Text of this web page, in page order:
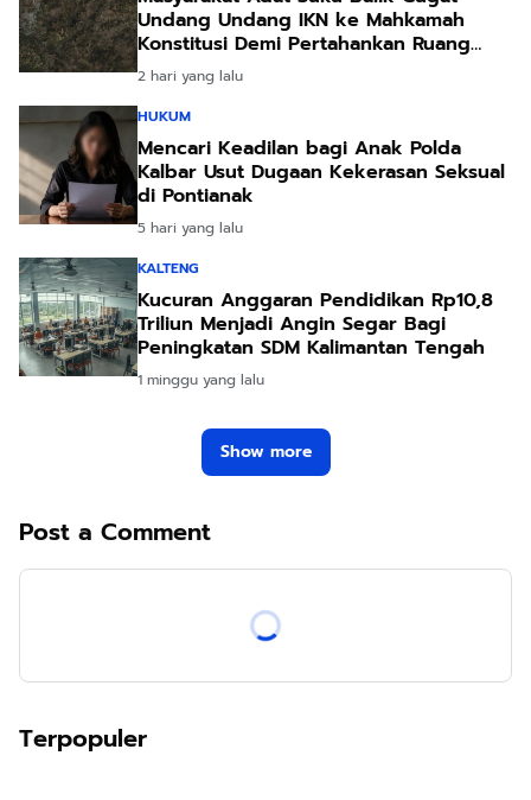
Undang Undang IKN ke Mahkamah
Konstitusi Demi Pertahankan Ruang
Hidup Leluhur
2 hari yang lalu
HUKUM
Mencari Keadilan bagi Anak Polda
Kalbar Usut Dugaan Kekerasan Seksual
di Pontianak
5 hari yang lalu
KALTENG
Kucuran Anggaran Pendidikan Rp10,8
Triliun Menjadi Angin Segar Bagi
Peningkatan SDM Kalimantan Tengah
1 minggu yang lalu
Show more
Post a Comment
Terpopuler